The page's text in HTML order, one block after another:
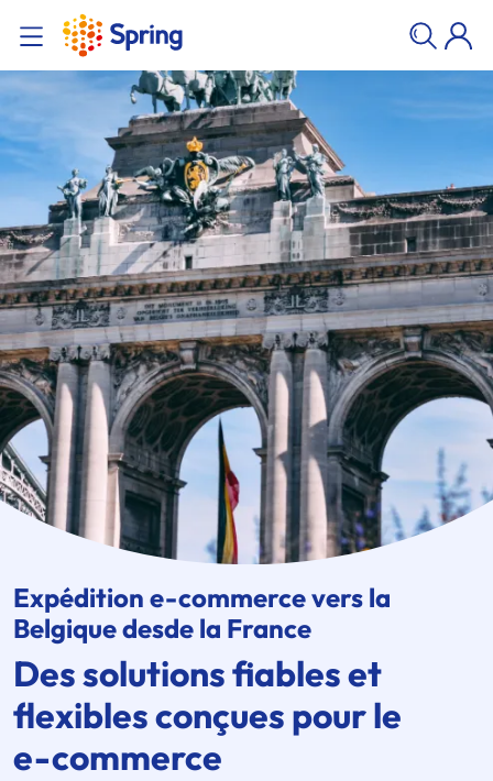
Expédition e-commercevers la
Belgique desde la France
Des solutions fiables et
flexibles conçues pour le
e-commerce